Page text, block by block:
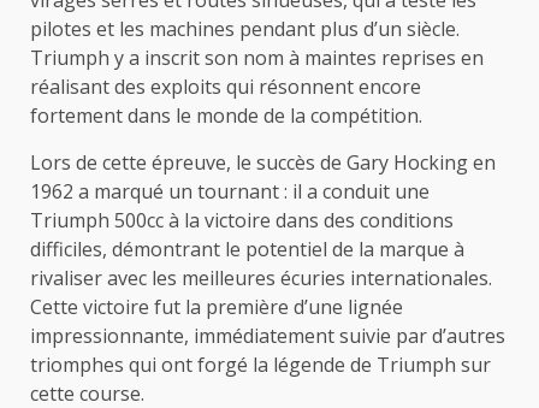
pilotes et les machines pendant plus d’un siècle.
Triumph y a inscrit son nom à maintes reprises en
réalisant des exploits qui résonnent encore
fortement dans le monde de la compétition.
Lors de cette épreuve, le succès de Gary Hocking en
1962 a marqué un tournant : il a conduit une
Triumph 500cc à la victoire dans des conditions
difficiles, démontrant le potentiel de la marque à
rivaliser avec les meilleures écuries internationales.
Cette victoire fut la première d’une lignée
impressionnante, immédiatement suivie par d’autres
triomphes qui ont forgé la légende de Triumph sur
cette course.